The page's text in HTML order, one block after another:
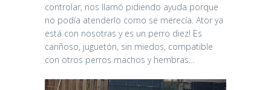
controlar, nos llamó pidiendo ayuda porque
no podía atenderlo como se merecía. Ator ya
está con nosotras y es un perro diez! Es
cariñoso, juguetón, sin miedos, compatible
con otros perros machos y hembras…